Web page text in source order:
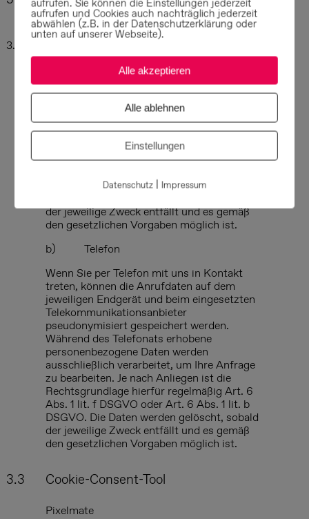
Nutzereingabe
3.2.1
Wenn Sie per E-Mail mit uns in Kontakt
treten, verarbeiten wir Ihre E-Mail-Adresse
und ggf. weitere in der Mail enthaltene
Daten. Diese werden auf dem Mail-Server
und teilweise auf den jeweiligen Endgeräten
gespeichert. Je nach Anliegen ist die
Abs. 1 lit. f DSGVO oder Art. 6 Abs. 1 lit. b
der jeweilige Zweck entfällt und es gemäß
den gesetzlichen Vorgaben möglich ist.
b)
Telefon
Wenn Sie per Telefon mit uns in Kontakt
treten, können die Anrufdaten auf dem
jeweiligen Endgerät und beim eingesetzten
Telekommunikationsanbieter
pseudonymisiert gespeichert werden.
Während des Telefonats erhobene
personenbezogene Daten werden
ausschließlich verarbeitet, um Ihre Anfrage
zu bearbeiten. Je nach Anliegen ist die
Rechtsgrundlage hierfür regelmäßig Art. 6
Abs. 1 lit. f DSGVO oder Art. 6 Abs. 1 lit. b
DSGVO. Die Daten werden gelöscht, sobald
der jeweilige Zweck entfällt und es gemäß
den gesetzlichen Vorgaben möglich ist.
3.3 Cookie-Consent-Tool
Pixelmate
aufrufen. Sie können die Einstellungen jederzeit
aufrufen und Cookies auch nachträglich jederzeit
abwählen (z.B. in der Datenschutzerklärung oder
unten auf unserer Webseite).
Alle akzeptieren
Alle ablehnen
Einstellungen
Datenschutz| Impressum